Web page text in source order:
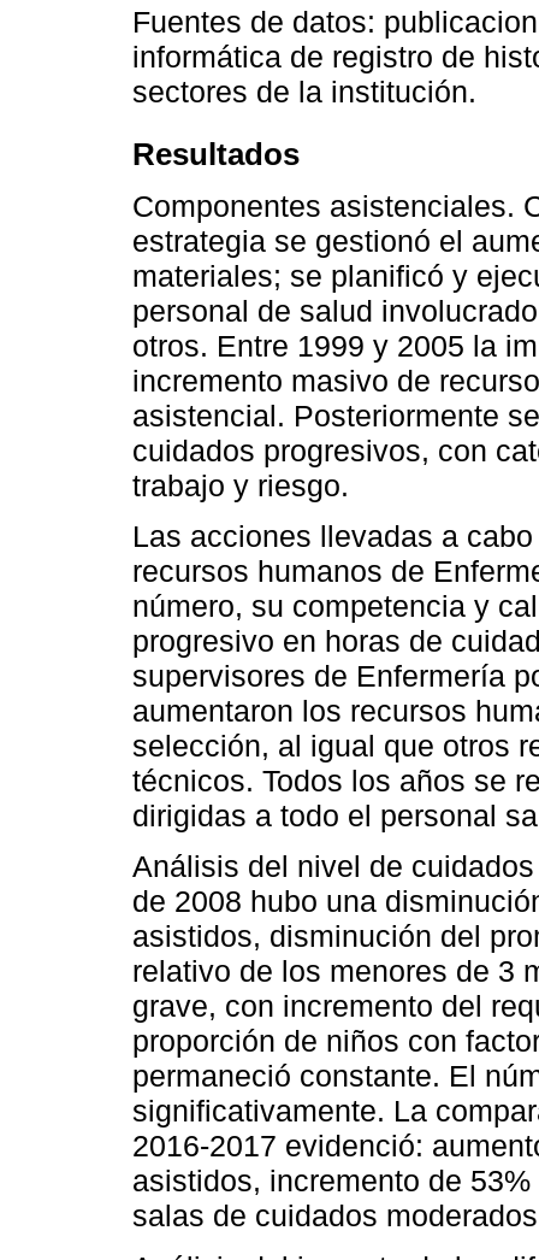
Fuentes de datos:
informática de registro de
sectores de la institución.
Resultados
Componentes asistenciales.
estrategia se gestionó el
materiales; se planificó y
personal de salud
otros. Entre 1999 y 2005 la
incremento masivo de
asistencial. Posteriormente
cuidados progresivos, con
trabajo y riesgo.
Las acciones llevadas a
recursos humanos de
número, su competencia y
progresivo en horas de
supervisores de Enfermería
aumentaron los recursos
selección, al igual que otros
técnicos. Todos los años se
dirigidas a todo el personal
Análisis del nivel de
de 2008 hubo una
asistidos, disminución del
relativo de los menores de 3
grave, con incremento del
proporción de niños con
permaneció constante. El
significativamente. La
2016-2017 evidenció:
asistidos, incremento de
salas de cuidados